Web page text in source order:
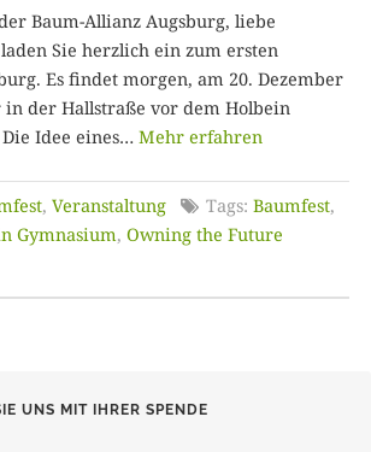
Baum-Allianz Augsburg, liebe
Sie herzlich ein zum ersten
Es findet morgen, am 20. Dezember
in der Hallstraße vor dem Holbein
Idee eines… Mehr erfahren
, Veranstaltung Tags: Baumfest,
Gymnasium, Owning the Future
UNS MIT IHRER SPENDE